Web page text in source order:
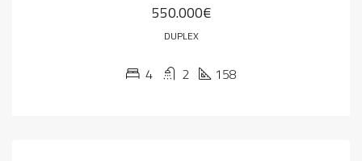
550.000€
DUPLEX
4 2 158